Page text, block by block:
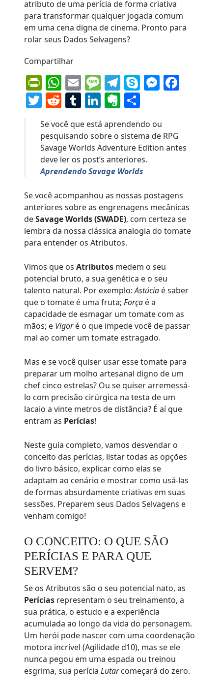
Compartilhar
PrintFriendly
WhatsApp
EmailMessage
Telegram
Skype
Twitter
Reddit
Tumblr
LinkedIn
Evernote
Se você que está aprendendo ou
pesquisando sobre o sistema de RPG
Savage Worlds Adventure Edition antes
deve ler os post’s anteriores.
Aprendendo Savage Worlds
Se você acompanhou as nossas postagens
anteriores sobre as engrenagens mecânicas
deSavage Worlds (SWADE), com certeza se
lembra da nossa clássica analogia do tomate
para entender os Atributos.
Vimos que osAtributos medem o seu
potencial bruto, a sua genética e o seu
talento natural. Por exemplo:Astúcia é saber
que o tomate é uma fruta;Força é a
capacidade de esmagar um tomate com as
mãos; e Vigoré o que impede você de passar
mal ao comer um tomate estragado.
Mas e se você quiser usar esse tomate para
preparar um molho artesanal digno de um
chef cinco estrelas? Ou se quiser arremessá-
lo com precisão cirúrgica na testa de um
lacaio a vinte metros de distância? É aí que
entram as Perícias!
Neste guia completo, vamos desvendar o
conceito das perícias, listar todas as opções
do livro básico, explicar como elas se
adaptam ao cenário e mostrar como usá-las
de formas absurdamente criativas em suas
sessões. Preparem seus Dados Selvagens e
venham comigo!
O CONCEITO: O QUE SÃO
PERÍCIAS E PARA QUE
SERVEM?
Se os Atributos são o seu potencial nato, as
Perícias representam o seu treinamento, a
sua prática, o estudo e a experiência
acumulada ao longo da vida do personagem.
Um herói pode nascer com uma coordenação
motora incrível (Agilidade d10), mas se ele
nunca pegou em uma espada ou treinou
esgrima, sua períciaLutarcomeçará do zero.